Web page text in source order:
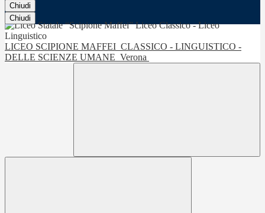
Chiudi
Chiudi
LICEO SCIPIONE MAFFEI CLASSICO - LINGUISTICO -
DELLE SCIENZE UMANE Verona